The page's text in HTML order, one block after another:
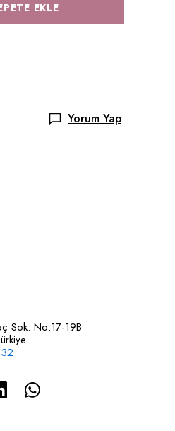
EKLE
Yorum Yap
Sok. No:17-19B